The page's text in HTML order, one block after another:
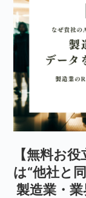
【無料お
は“他社と
製造業・